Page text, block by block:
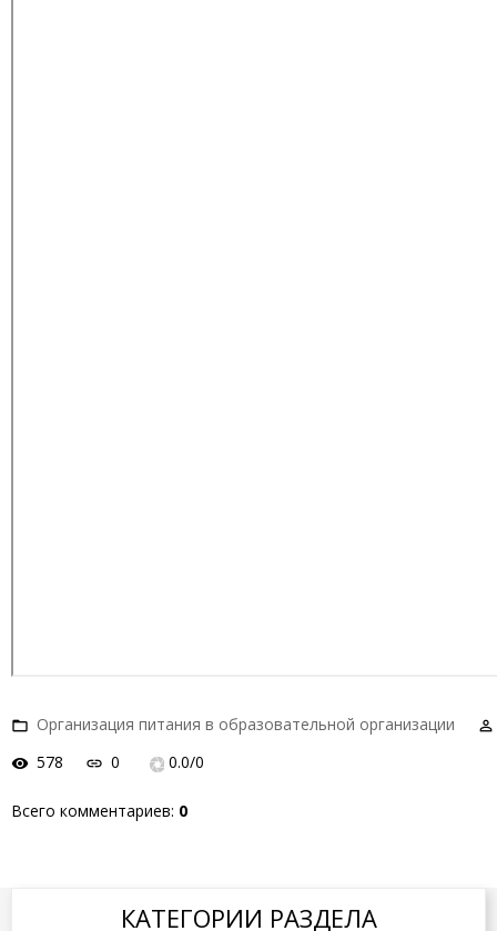
Организация питания в образовательной организации
578
0 0.0/0
Всего комментариев: 0
КАТЕГОРИИ РАЗДЕЛА